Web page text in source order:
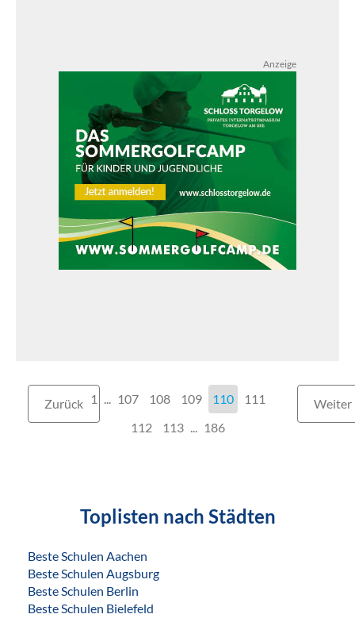
Anzeige
Zurück 1 107 108 109 110
111
112
113 186
Weiter
Toplisten nach Städten
Beste Schulen Aachen
Beste Schulen Augsburg
Beste Schulen Berlin
Beste Schulen Bielefeld